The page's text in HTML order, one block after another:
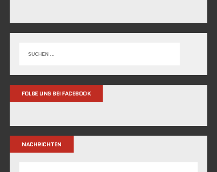
FOLGE UNS BEI FACEBOOK
NACHRICHTEN